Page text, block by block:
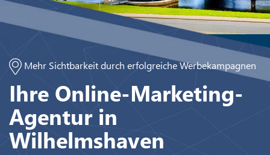
Mehr Sichtbarkeit durch erfolgreiche Werbekampagnen
Ihre Online-Marketing-
Agentur in
Wilhelmshaven